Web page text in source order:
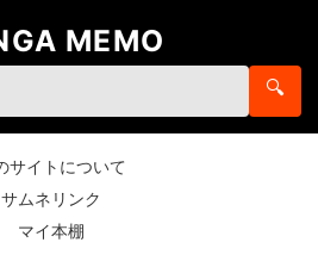
MEMO
🔍
サイトについて
サムネリンク
マイ本棚